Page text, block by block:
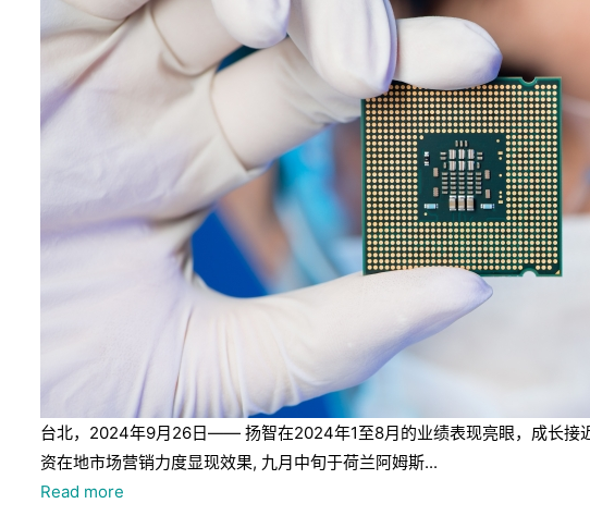
台北，2024年9月26日—— 扬智在2024年1至8月的业绩表现亮眼，成长接
资在地市场营销力度显现效果, 九月中旬于荷兰阿姆斯...
Read more